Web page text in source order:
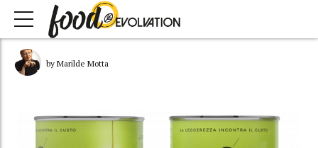
by Marilde Motta